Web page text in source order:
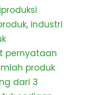
industri
pernyataan
produk
dari 3